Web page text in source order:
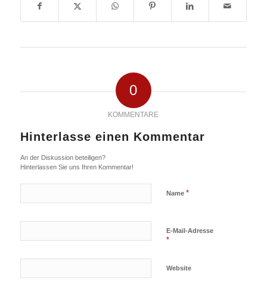
0
KOMMENTARE
Hinterlasse einen Kommentar
An der Diskussion beteiligen?
Hinterlassen Sie uns Ihren Kommentar!
Name *
E-Mail-Adresse
*
Website